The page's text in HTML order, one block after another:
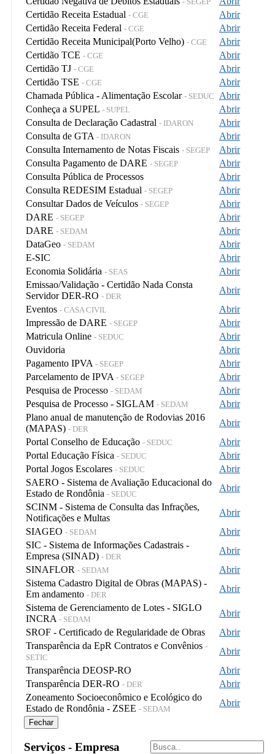
Certidão Receita Estadual - CGE
Abrir
Certidão Receita Federal - CGE
Abrir
Certidão Receita Municipal(Porto Velho) - CGE
Abrir
Certidão TCE - CGE
Abrir
Certidão TJ - CGE
Abrir
Certidão TSE - CGE
Abrir
Chamada Pública - Alimentação Escolar - SEDUC
Abrir
Conheça a SUPEL - SUPEL
Abrir
Consulta de Declaração Cadastral - IDARON
Abrir
Consulta de GTA - IDARON
Abrir
Consulta Internamento de Notas Fiscais - SEGEP
Abrir
Consulta Pagamento de DARE - SEGEP
Abrir
Consulta Pública de Processos
Abrir
Consulta REDESIM Estadual - SEGEP
Abrir
Consultar Dados de Veículos - SEGEP
Abrir
DARE - SEGEP
Abrir
DARE - SEDAM
Abrir
DataGeo - SEDAM
Abrir
E-SIC
Abrir
Economia Solidária - SEAS
Abrir
Emissao/Validação - Certidão Nada Consta
Servidor DER-RO - DER
Abrir
Eventos - CASA CIVIL
Abrir
Impressão de DARE - SEGEP
Abrir
Matricula Online - SEDUC
Abrir
Ouvidoria
Abrir
Pagamento IPVA - SEGEP
Abrir
Parcelamento de IPVA - SEGEP
Abrir
Pesquisa de Processo - SEDAM
Abrir
Pesquisa de Processo - SIGLAM - SEDAM
Abrir
Plano anual de manutenção de Rodovias 2016
(MAPAS) - DER
Abrir
Portal Conselho de Educação - SEDUC
Abrir
Portal Educação Física - SEDUC
Abrir
Portal Jogos Escolares - SEDUC
Abrir
SAERO - Sistema de Avaliação Educacional do
Estado de Rondônia - SEDUC
Abrir
SCINM - Sistema de Consulta das Infrações,
Notificações e Multas
Abrir
SIAGEO - SEDAM
Abrir
SIC - Sistema de Informações Cadastrais -
Empresa (SINAD) - DER
Abrir
SINAFLOR - SEDAM
Abrir
Sistema Cadastro Digital de Obras (MAPAS) -
Em andamento - DER
Abrir
Sistema de Gerenciamento de Lotes - SIGLO
INCRA - SEDAM
Abrir
SROF - Certificado de Regularidade de Obras
Abrir
Transparência da EpR Contratos e Convênios -
SETIC
Abrir
Transparência DEOSP-RO
Abrir
Transparência DER-RO - DER
Abrir
Zoneamento Socioeconômico e Ecológico do
Estado de Rondônia - ZSEE - SEDAM
Abrir
Fechar
Serviços - Empresa